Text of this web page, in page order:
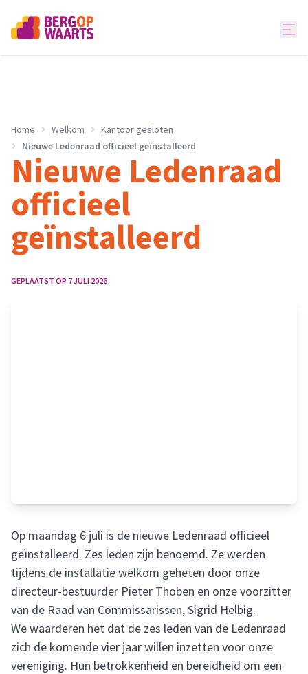
Home Welkom
Kantoor gesloten
Nieuwe Ledenraad officieel geïnstalleerd
Nieuwe Ledenraad
officieel
geïnstalleerd
GEPLAATST OP 7 JULI 2026
Op maandag 6 juli is de nieuwe Ledenraad officieel
geïnstalleerd. Zes leden zijn benoemd. Ze werden
tijdens de installatie welkom geheten door onze
directeur-bestuurder Pieter Thoben en onze voorzitter
van de Raad van Commissarissen, Sigrid Helbig.
We waarderen het dat de zes leden van de Ledenraad
zich de komende vier jaar willen inzetten voor onze
vereniging. Hun betrokkenheid en bereidheid om een